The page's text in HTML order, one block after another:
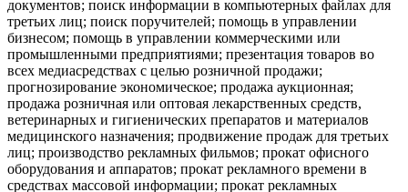
документов; поиск информации в компьютерных файлах для
третьих лиц; поиск поручителей; помощь в управлении
бизнесом; помощь в управлении коммерческими или
промышленными предприятиями; презентация товаров во
всех медиасредствах с целью розничной продажи;
прогнозирование экономическое; продажа аукционная;
продажа розничная или оптовая лекарственных средств,
ветеринарных и гигиенических препаратов и материалов
медицинского назначения; продвижение продаж для третьих
лиц; производство рекламных фильмов; прокат офисного
оборудования и аппаратов; прокат рекламного времени в
средствах массовой информации; прокат рекламных